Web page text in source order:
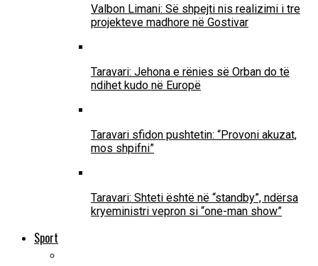
Valbon Limani: Së shpejti nis realizimi i tre
projekteve madhore në Gostivar
Taravari: Jehona e rënies së Orban do të
ndihet kudo në Europë
Taravari sfidon pushtetin: “Provoni akuzat,
mos shpifni”
Taravari: Shteti është në “standby”, ndërsa
kryeministri vepron si “one-man show”
Sport